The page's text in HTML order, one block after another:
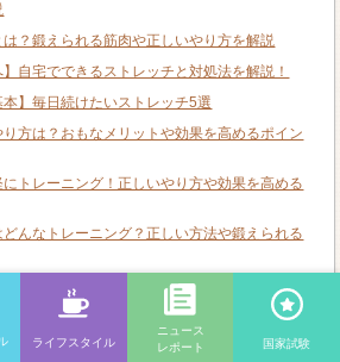
？鍛えられる筋肉や正しいやり方を解説
】自宅でできるストレッチと対処法を解説！
本】毎日続けたいストレッチ5選
方は？おもなメリットや効果を高めるポイン
トレーニング！正しいやり方や効果を高める
んなトレーニング？正しい方法や鍛えられる
で体幹筋を鍛えよう！正しいやり方や実施中
行うポイントは？正しいやり方や鍛えられる
ライフスタイル
ニュース
レポート
国家試験